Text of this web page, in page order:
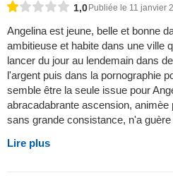
1,0Publiée le 11 janvier
Angelina est jeune, belle et bonne
ambitieuse et habite dans une ville
lancer du jour au lendemain dans
l'argent puis dans la pornographie
semble être la seule issue pour
abracadabrante ascension,
sans grande consistance, n'a
Lire plus